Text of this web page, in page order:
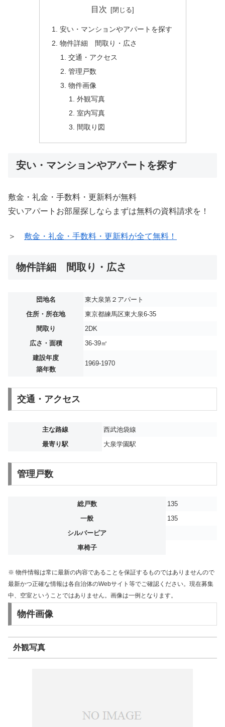
目次
安い・マンションやアパートを探す
物件詳細 間取り・広さ
交通・アクセス
管理戸数
物件画像
外観写真
室内写真
間取り図
安い・マンションやアパートを探す
敷金・礼金・手数料・更新料が無料
安いアパートお部屋探しならまずは無料の資料請求を！
＞ 敷金・礼金・手数料・更新料が全て無料！
物件詳細 間取り・広さ
団地名
東大泉第２アパート
住所・所在地
東京都練馬区東大泉6-35
間取り
2DK
広さ・面積
36-39㎡
建設年度
築年数
1969-1970
交通・アクセス
主な路線
西武池袋線
最寄り駅
大泉学園駅
管理戸数
総戸数
135
一般
135
シルバーピア
車椅子
※ 物件情報は常に最新の内容であることを保証するものではありませんので
最新かつ正確な情報は各自治体のWebサイト等でご確認ください。現在募集
中、空室ということではありません。画像は一例となります。
物件画像
外観写真